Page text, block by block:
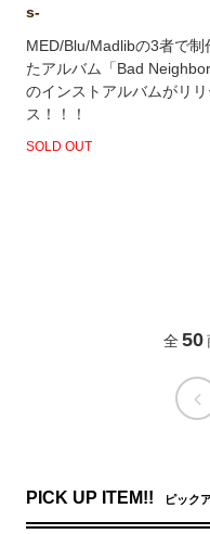
s-
MED/Blu/Madlibの3者で制
たアルバム「Bad Neighbor
のインストアルバムがリリ
ス！！！
SOLD OUT
全 50
PICK UP ITEM!! ピック